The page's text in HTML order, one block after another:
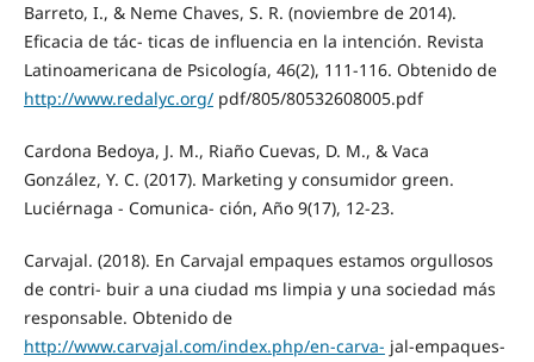
Barreto, I., & Neme Chaves, S. R. (noviembre de 2014).
Eficacia de tác- ticas de influencia en la intención. Revista
Latinoamericana de Psicología, 46(2), 111-116. Obtenido de
http://www.redalyc.org/pdf/805/80532608005.pdf
Cardona Bedoya, J. M., Riaño Cuevas, D. M., & Vaca
González, Y. C. (2017). Marketing y consumidor green.
Luciérnaga - Comunica- ción, Año 9(17), 12-23.
Carvajal. (2018). En Carvajal empaques estamos orgullosos
de contri- buir a una ciudad ms limpia y una sociedad más
responsable. Obtenido de
http://www.carvajal.com/index.php/en-carva- jal-empaques-